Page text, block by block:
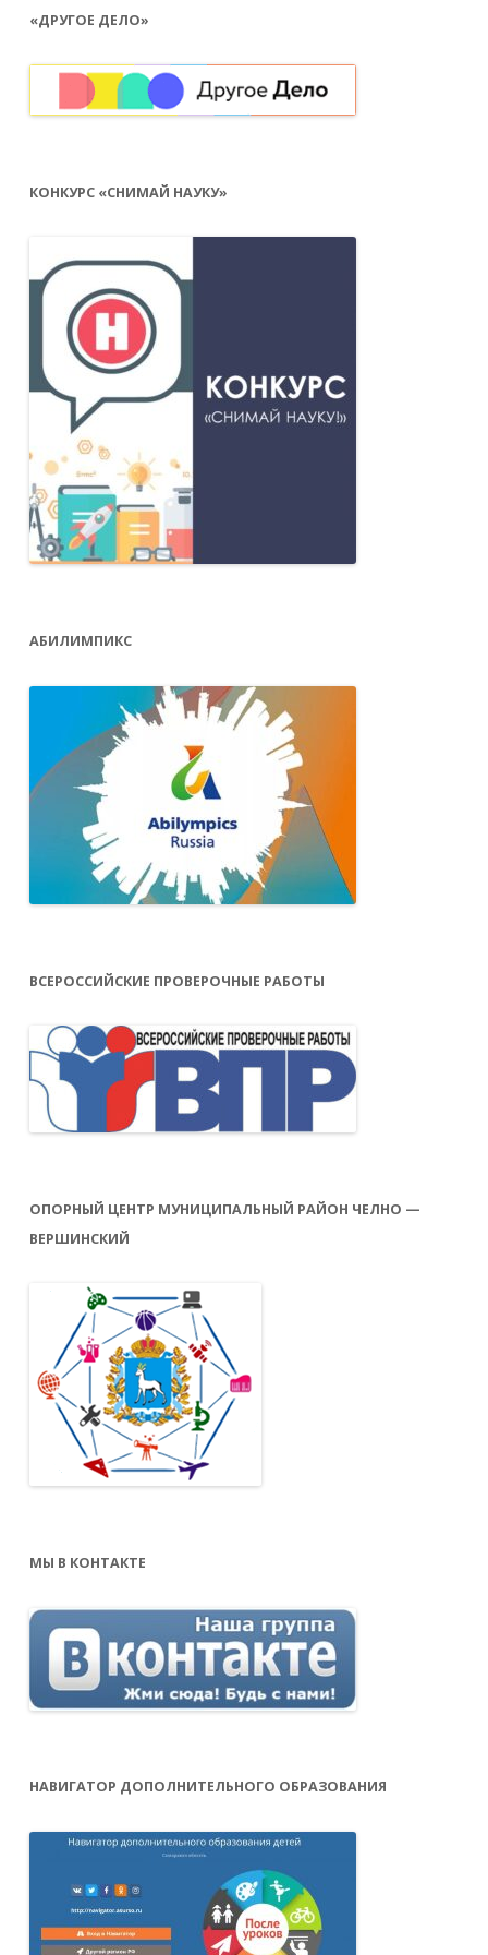
смысл сходить с ребенком и к психологу.
«ДРУГОЕ ДЕЛО»
КОНКУРС «СНИМАЙ НАУКУ»
АБИЛИМПИКС
ВСЕРОССИЙСКИЕ ПРОВЕРОЧНЫЕ РАБОТЫ
ОПОРНЫЙ ЦЕНТР МУНИЦИПАЛЬНЫЙ РАЙОН ЧЕЛНО —
ВЕРШИНСКИЙ
МЫ В КОНТАКТЕ
НАВИГАТОР ДОПОЛНИТЕЛЬНОГО ОБРАЗОВАНИЯ